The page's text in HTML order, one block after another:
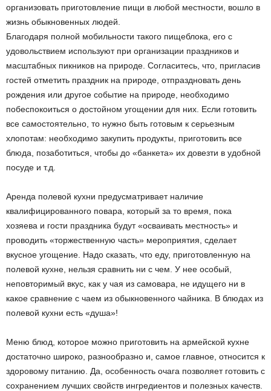
организовать приготовление пищи в любой местности, вошло в
жизнь обыкновенных людей.
Благодаря полной мобильности такого пищеблока, его с
удовольствием используют при организации праздников и
масштабных пикников на природе. Согласитесь, что, пригласив
гостей отметить праздник на природе, отпраздновать день
рождения или другое событие на природе, необходимо
побеспокоиться о достойном угощении для них. Если готовить
все самостоятельно, то нужно быть готовым к серьезным
хлопотам: необходимо закупить продукты, приготовить все
блюда, позаботиться, чтобы до «банкета» их довезти в удобной
посуде и т.д.
Аренда полевой кухни предусматривает наличие
квалифицированного повара, который за то время, пока
хозяева и гости праздника будут «осваивать местность» и
проводить «торжественную часть» мероприятия, сделает
вкусное угощение. Надо сказать, что еду, приготовленную на
полевой кухне, нельзя сравнить ни с чем. У нее особый,
неповторимый вкус, как у чая из самовара, не идущего ни в
какое сравнение с чаем из обыкновенного чайника. В блюдах из
полевой кухни есть «душа»!
Меню блюд, которое можно приготовить на армейской кухне
достаточно широко, разнообразно и, самое главное, относится к
здоровому питанию. Да, особенность очага позволяет готовить с
сохранением лучших свойств ингредиентов и полезных качеств.